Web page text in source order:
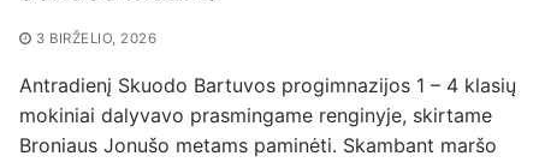
3 BIRŽELIO, 2026
Antradienį Skuodo Bartuvos progimnazijos 1 – 4 klasių
mokiniai dalyvavo prasmingame renginyje, skirtame
Broniaus Jonušo metams paminėti. Skambant maršo